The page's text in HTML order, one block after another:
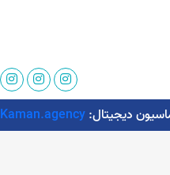
Kaman.agency